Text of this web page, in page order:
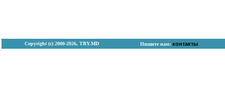
Copyright (с) 2000-2026, TRY.MD Пишите нам: контакты